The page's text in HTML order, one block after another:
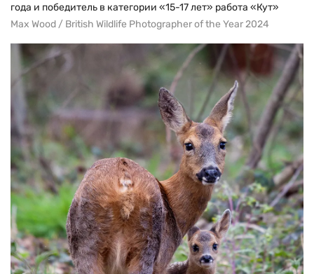
года и победитель в категории «15-17 лет» работа «Кут»
Max Wood / British Wildlife Photographer of the Year 2024